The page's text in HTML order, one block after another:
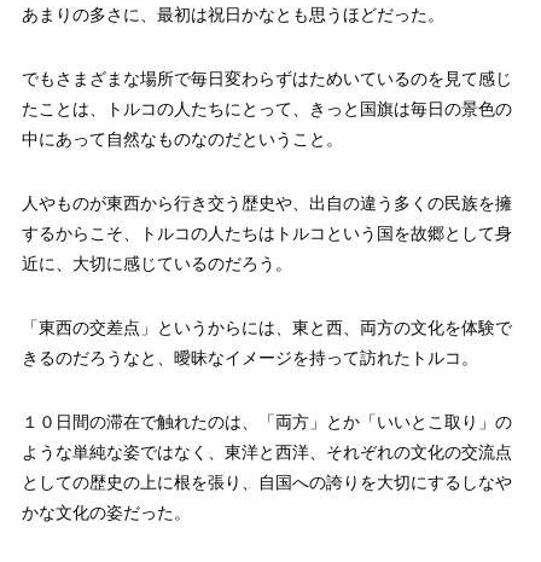
あまりの多さに、最初は祝日かなとも思うほどだった。
でもさまざまな場所で毎日変わらずはためいているのを見て感じ
たことは、トルコの人たちにとって、きっと国旗は毎日の景色の
中にあって自然なものなのだということ。
人やものが東西から行き交う歴史や、出自の違う多くの民族を擁
するからこそ、トルコの人たちはトルコという国を故郷として身
近に、大切に感じているのだろう。
「東西の交差点」というからには、東と西、両方の文化を体験で
きるのだろうなと、曖昧なイメージを持って訪れたトルコ。
１０日間の滞在で触れたのは、「両方」とか「いいとこ取り」の
ような単純な姿ではなく、東洋と西洋、それぞれの文化の交流点
としての歴史の上に根を張り、自国への誇りを大切にするしなや
かな文化の姿だった。